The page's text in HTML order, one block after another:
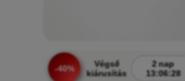
-40%
Végső
kiárusítás
2 nap
13:06:26